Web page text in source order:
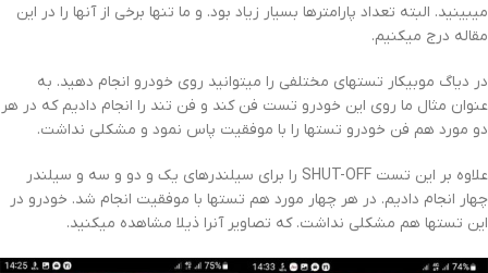
میبینید. البته تعداد پارامترها بسیار زیاد بود. و ما تنها برخی از آنها را در این
مقاله درج میکنیم.
در دیاگ موبیکار تستهای مختلفی را میتوانید روی خودرو انجام دهید. به
عنوان مثال ما روی این خودرو تست فن کند و فن تند را انجام دادیم که در هر
دو مورد هم فن خودرو تستها را با موفقیت پاس نمود و مشکلی نداشت.
علاوه بر این تست SHUT-OFF را برای سیلندرهای یک و دو و سه و سیلندر
چهار انجام دادیم. در هر چهار مورد هم تستها با موفقیت انجام شد. خودرو در
این تستها هم مشکلی نداشت. که تصاویر آنرا ذیلا مشاهده میکنید.